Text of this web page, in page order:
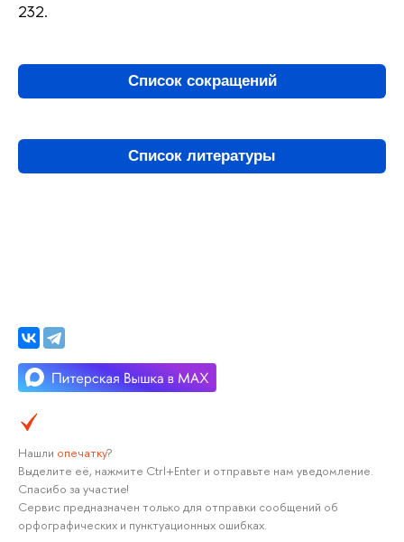
232.
Список сокращений
Список литературы
Нашли опечатку?
Выделите её, нажмите Ctrl+Enter и отправьте нам уведомление.
Спасибо за участие!
Сервис предназначен только для отправки сообщений об
орфографических и пунктуационных ошибках.